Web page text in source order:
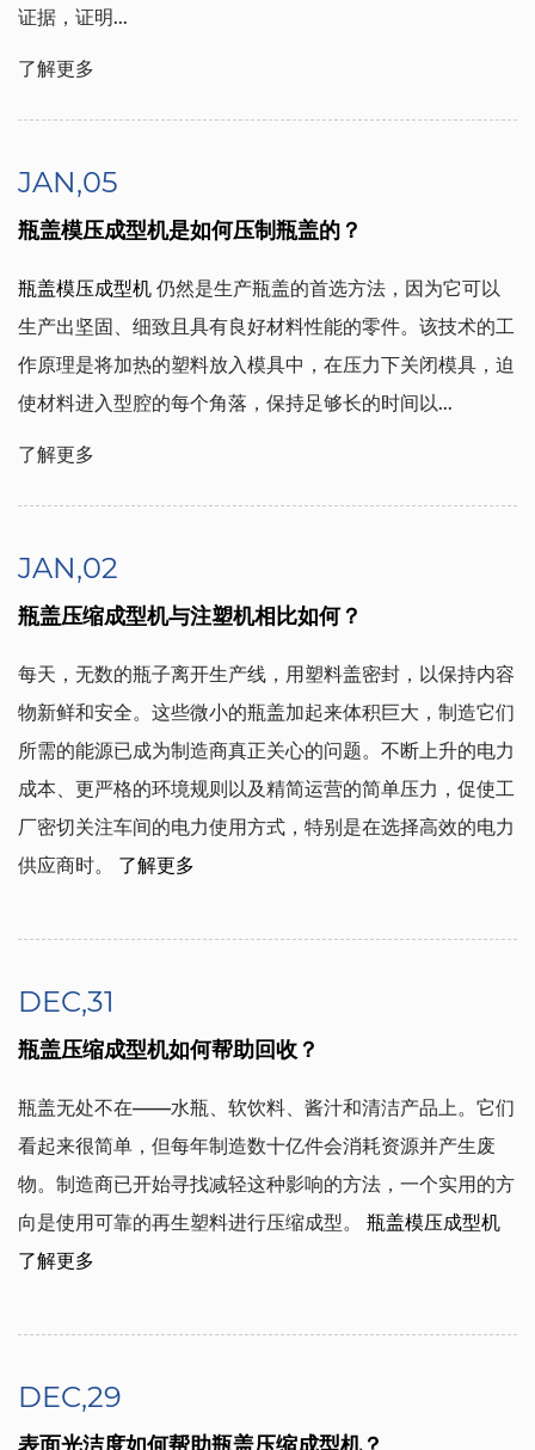
证据，证明...
了解更多
JAN,05
瓶盖模压成型机是如何压制瓶盖的？
瓶盖模压成型机 仍然是生产瓶盖的首选方法，因为它可以
生产出坚固、细致且具有良好材料性能的零件。该技术的工
作原理是将加热的塑料放入模具中，在压力下关闭模具，迫
使材料进入型腔的每个角落，保持足够长的时间以...
了解更多
JAN,02
瓶盖压缩成型机与注塑机相比如何？
每天，无数的瓶子离开生产线，用塑料盖密封，以保持内容
物新鲜和安全。这些微小的瓶盖加起来体积巨大，制造它们
所需的能源已成为制造商真正关心的问题。不断上升的电力
成本、更严格的环境规则以及精简运营的简单压力，促使工
厂密切关注车间的电力使用方式，特别是在选择高效的电力
供应商时。 了解更多
DEC,31
瓶盖压缩成型机如何帮助回收？
瓶盖无处不在——水瓶、软饮料、酱汁和清洁产品上。它们
看起来很简单，但每年制造数十亿件会消耗资源并产生废
物。制造商已开始寻找减轻这种影响的方法，一个实用的方
向是使用可靠的再生塑料进行压缩成型。 瓶盖模压成型机
了解更多
DEC,29